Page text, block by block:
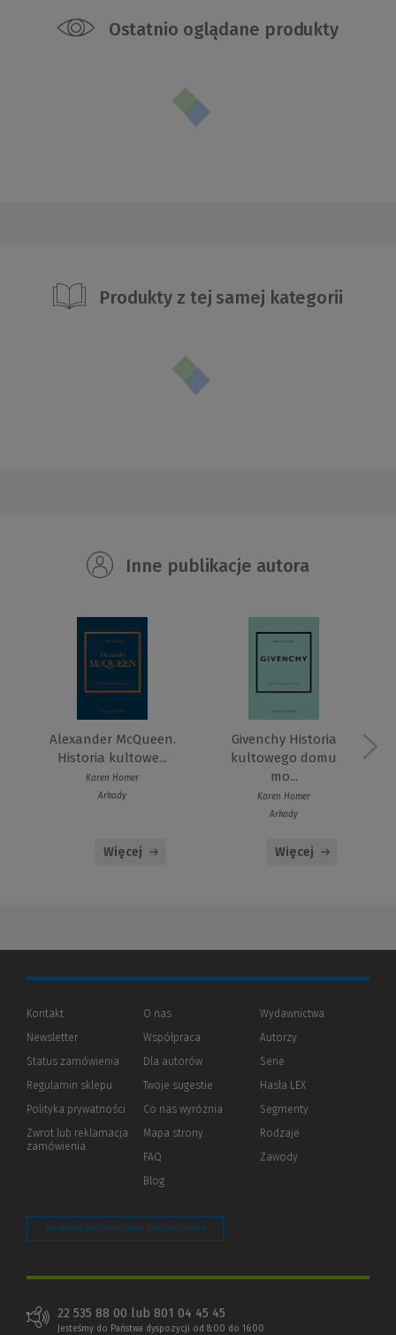
Ostatnio oglądane produkty
Produkty z tej samej kategorii
Inne publikacje autora
Alexander McQueen.
Historia kultowe...
Karen Homer
Arkady
Więcej
Givenchy Historia
kultowego domu
mo...
Karen Homer
Arkady
Więcej
Kontakt
Newsletter
Status zamówienia
Regulamin sklepu
Polityka prywatności (Nowe
(Link
innej
Zwrot lub reklamacja
zamówienia
O nas
Współpraca
Dla autorów(Nowe
(Link
innej
Twoje sugestie
Co nas wyróżnia
Mapa strony
FAQ
Blog
Wydawnictwa
Autorzy
Serie
Hasła LEX
Segmenty
Rodzaje
Zawody
Zarządzaj preferencjami plików cookie
22 535 88 00 lub 801 04 45 45
Jesteśmy do Państwa dyspozycji od 8:00 do 16:00